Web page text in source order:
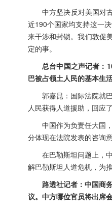
中方坚决反对美国对
近190个国家均支持这一
来干涉和封锁。我们敦促
定的事。
总台中国之声记者：
巴被占领土人民的基本生
郭嘉昆：国际法院就
人民获得人道援助，回应
中国作为负责任大国
分体现在法院发表的咨询
在巴勒斯坦问题上，
解巴勒斯坦人道危机，为
路透社记者：中国商
议。中方哪位官员将出席